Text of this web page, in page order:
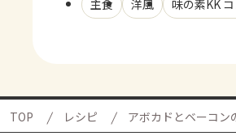
主食
洋風 味の素KK
TOP レシピ アボカドとベーコン